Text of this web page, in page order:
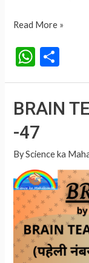
BRAIN
48
-48
Read More »
W
h
at
s
A
p
p
h
ar
e
BRAIN
-47
ByScience ka